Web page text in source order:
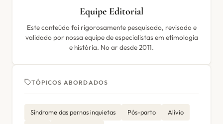
Equipe Editorial
Este conteúdo foi rigorosamente pesquisado, revisado e
validado por nossa equipe de especialistas em etimologia
e história. No ar desde 2011.
TÓPICOS ABORDADOS
Síndrome das pernas inquietas Pós-parto Alívio